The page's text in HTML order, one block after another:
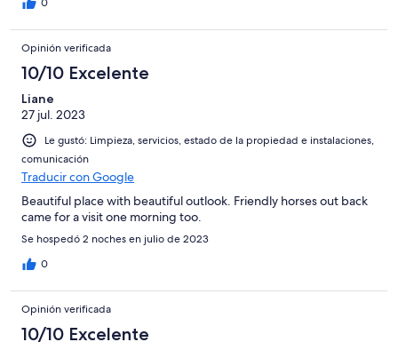
Opinión verificada
10/10 Excelente
Liane
27 jul. 2023
Le gustó: Limpieza, servicios, estado de la propiedad e instalaciones,
comunicación
Traducir con Google
Beautiful place with beautiful outlook. Friendly horses out back
came for a visit one morning too.
Se hospedó 2 noches en julio de 2023
0
Opinión verificada
10/10 Excelente